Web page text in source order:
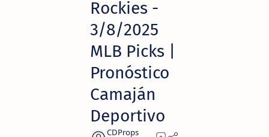
Rockies -
3/8/2025
MLB Picks |
Pronóstico
Camaján
Deportivo